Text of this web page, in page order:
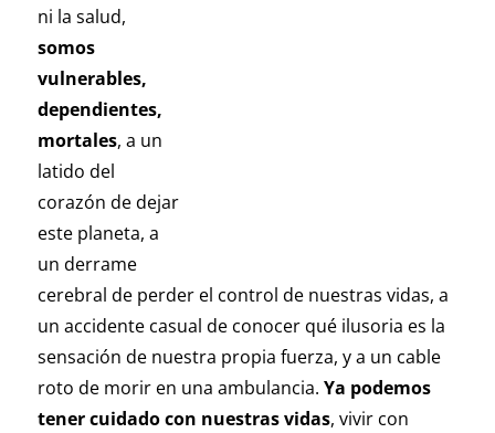
ni la salud,
somos
vulnerables,
dependientes,
mortales, a un
latido del
corazón de dejar
este planeta, a
un derrame
cerebral de perder el control de nuestras vidas, a
un accidente casual de conocer qué ilusoria es la
sensación de nuestra propia fuerza, y a un cable
roto de morir en una ambulancia. Ya podemos
tener cuidado con nuestras vidas, vivir con